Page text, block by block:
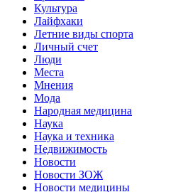
Культура
Лайфхаки
Летние виды спорта
Личный счет
Люди
Места
Мнения
Мода
Народная медицина
Наука
Наука и техника
Недвижимость
Новости
Новости ЗОЖ
Новости медицины